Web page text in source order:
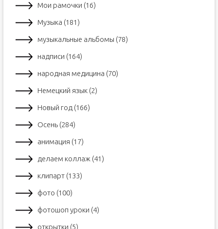
Мои рамочки (16)
Музыка (181)
музыкальные альбомы (78)
надписи (164)
народная медицина (70)
Немецкий язык (2)
Новый год (166)
Осень (284)
анимация (17)
делаем коллаж (41)
клипарт (133)
фото (100)
фотошоп уроки (4)
открытки (5)